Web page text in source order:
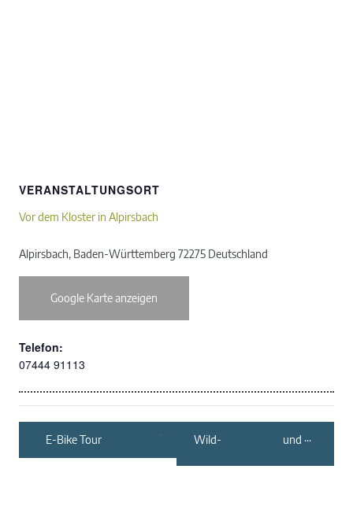
VERANSTALTUNGSORT
Vor dem Kloster in Alpirsbach
Alpirsbach, Baden-Württemberg 72275 Deutschland
Google Karte anzeigen
Telefon:
07444 91113
E-Bike Tour
Wild- und
Bad Liebenzell